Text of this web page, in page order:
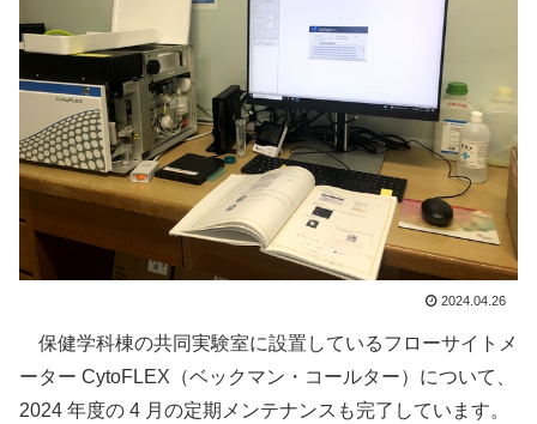
2024.04.26
保健学科棟の共同実験室に設置しているフローサイトメ
ーター CytoFLEX（ベックマン・コールター）について、
2024 年度の 4 月の定期メンテナンスも完了しています。